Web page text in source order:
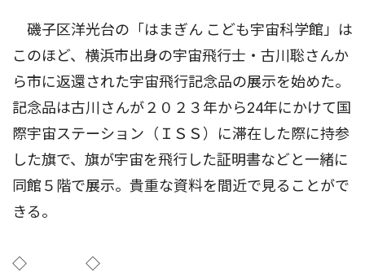
磯子区洋光台の「はまぎん こども宇宙科学館」は
このほど、横浜市出身の宇宙飛行士・古川聡さんか
ら市に返還された宇宙飛行記念品の展示を始めた。
記念品は古川さんが２０２３年から24年にかけて国
際宇宙ステーション（ＩＳＳ）に滞在した際に持参
した旗で、旗が宇宙を飛行した証明書などと一緒に
同館５階で展示。貴重な資料を間近で見ることがで
きる。
◇ ◇